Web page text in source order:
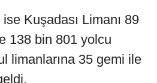
Kuşadası Limanı 89
138 bin 801 yolcu
limanlarına 35 gemi ile